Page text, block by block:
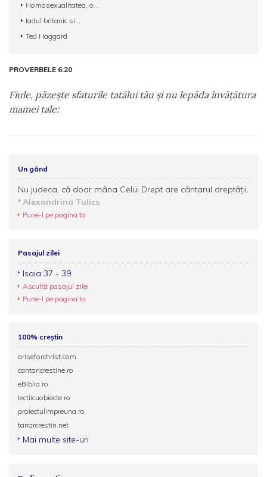
Homosexualitatea, o...
Iadul britanic si...
Ted Haggard
PROVERBELE 6:20
Fiule, păzeşte sfaturile tatălui tău şi nu lepăda învăţătura
mamei tale:
Un gând
Nu judeca, că doar mâna Celui Drept are cântarul dreptății.
Alexandrina Tulics
Pune-l pe pagina ta
Pasajul zilei
Isaia 37 - 39
Ascultă pasajul zilei
Pune-l pe pagina ta
100% creștin
ariseforchrist.com
cantaricrestine.ro
eBiblia.ro
lectiicuobiecte.ro
proiectulimpreuna.ro
tanarcrestin.net
Mai multe site-uri